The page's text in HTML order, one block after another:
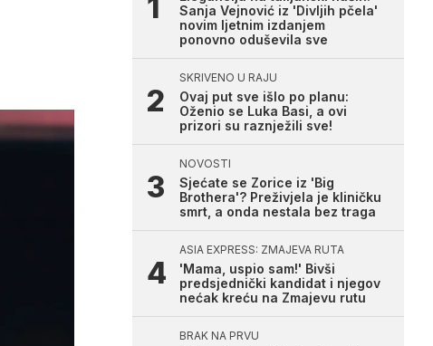
Sanja Vejnović iz 'Divljih pčela'
novim ljetnim izdanjem
ponovno oduševila sve
SKRIVENO U RAJU
Ovaj put sve išlo po planu:
Oženio se Luka Basi, a ovi
prizori su raznježili sve!
NOVOSTI
Sjećate se Zorice iz 'Big
Brothera'? Preživjela je kliničku
smrt, a onda nestala bez traga
ASIA EXPRESS: ZMAJEVA RUTA
'Mama, uspio sam!' Bivši
predsjednički kandidat i njegov
nećak kreću na Zmajevu rutu
BRAK NA PRVU